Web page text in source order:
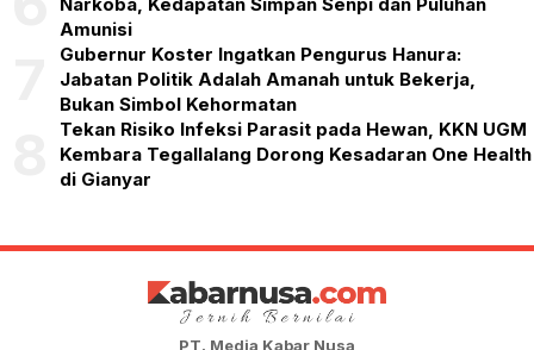
Amunisi
Gubernur Koster Ingatkan Pengurus Hanura:
Jabatan Politik Adalah Amanah untuk Bekerja,
Bukan Simbol Kehormatan
Tekan Risiko Infeksi Parasit pada Hewan, KKN UGM
Kembara Tegallalang Dorong Kesadaran One Health
di Gianyar
PT. Media Kabar Nusa